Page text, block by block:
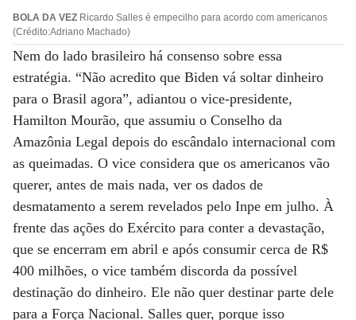
BOLA DA VEZ Ricardo Salles é empecilho para acordo com americanos
(Crédito:Adriano Machado)
Nem do lado brasileiro há consenso sobre essa
estratégia. “Não acredito que Biden vá soltar dinheiro
para o Brasil agora”, adiantou o vice-presidente,
Hamilton Mourão, que assumiu o Conselho da
Amazônia Legal depois do escândalo internacional com
as queimadas. O vice considera que os americanos vão
querer, antes de mais nada, ver os dados de
desmatamento a serem revelados pelo Inpe em julho. À
frente das ações do Exército para conter a devastação,
que se encerram em abril e após consumir cerca de R$
400 milhões, o vice também discorda da possível
destinação do dinheiro. Ele não quer destinar parte dele
para a Força Nacional. Salles quer, porque isso